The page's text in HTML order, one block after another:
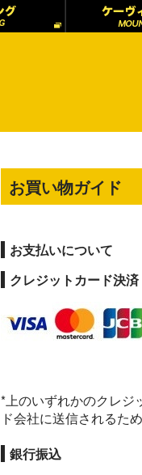
お買い物ガイド
お支払いについて
クレジットカード決済
*上のいずれかのクレジ
ド会社に送信されるた
銀行振込